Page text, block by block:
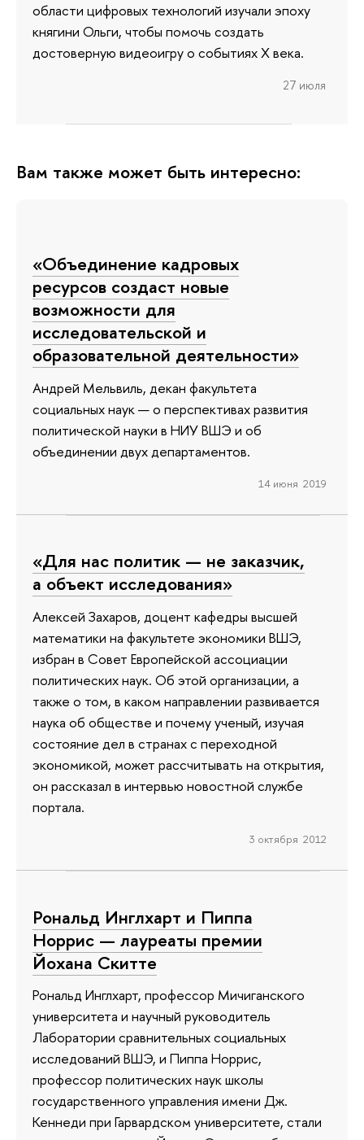
области цифровых технологий изучали эпоху
княгини Ольги, чтобы помочь создать
достоверную видеоигру о событиях X века.
27 июля
Вам также может быть интересно:
«Объединение кадровых
ресурсов создаст новые
возможности для
исследовательской и
образовательной деятельности»
Андрей Мельвиль, декан факультета
социальных наук — о перспективах развития
политической науки в НИУ ВШЭ и об
объединении двух департаментов.
14 июня 2019
«Для нас политик — не заказчик,
а объект исследования»
Алексей Захаров, доцент кафедры высшей
математики на факультете экономики ВШЭ,
избран в Совет Европейской ассоциации
политических наук. Об этой организации, а
также о том, в каком направлении развивается
наука об обществе и почему ученый, изучая
состояние дел в странах с переходной
экономикой, может рассчитывать на открытия,
он рассказал в интервью новостной службе
портала.
3 октября 2012
Рональд Инглхарт и Пиппа
Норрис — лауреаты премии
Йохана Скитте
Рональд Инглхарт, профессор Мичиганского
университета и научный руководитель
Лаборатории сравнительных социальных
исследований ВШЭ, и Пиппа Норрис,
профессор политических наук школы
государственного управления имени Дж.
Кеннеди при Гарвардском университете, стали